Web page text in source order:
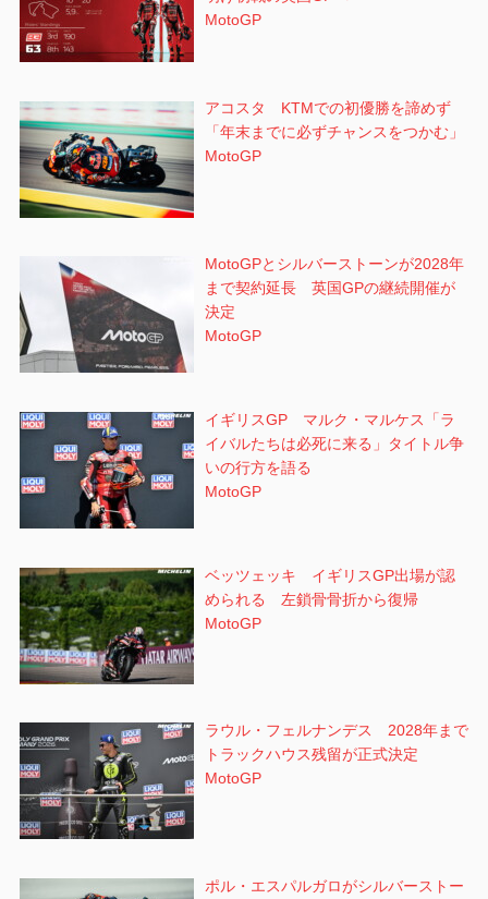
MotoGP
アコスタ KTMでの初優勝を諦めず
「年末までに必ずチャンスをつかむ」
MotoGP
MotoGPとシルバーストーンが2028年
まで契約延長 英国GPの継続開催が
決定
MotoGP
イギリスGP マルク・マルケス「ラ
イバルたちは必死に来る」タイトル争
いの行方を語る
MotoGP
ベッツェッキ イギリスGP出場が認
められる 左鎖骨骨折から復帰
MotoGP
ラウル・フェルナンデス 2028年まで
トラックハウス残留が正式決定
MotoGP
ポル・エスパルガロがシルバーストー